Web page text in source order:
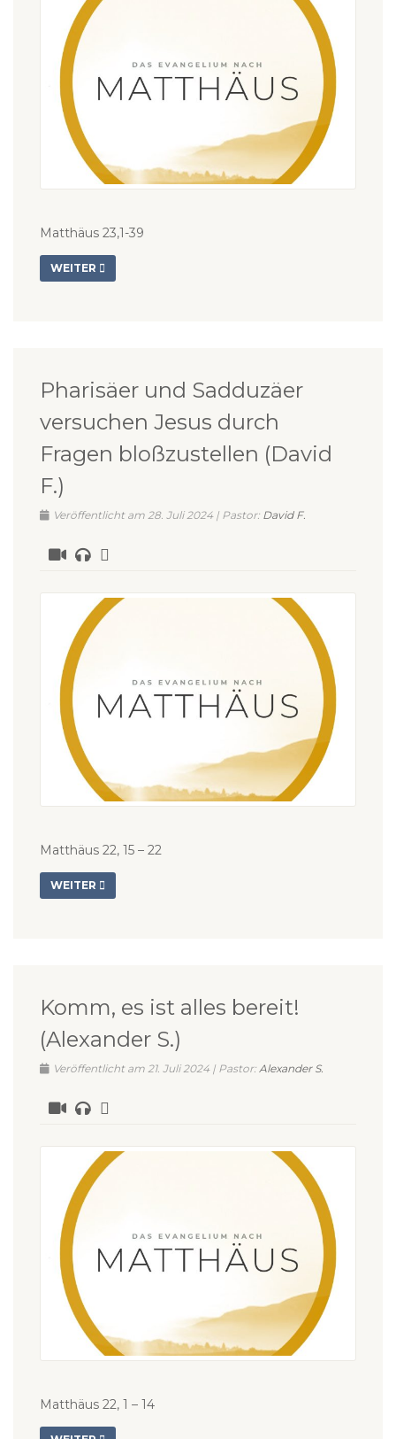
Matthäus 23,1-39
WEITER
Pharisäer und Sadduzäer
versuchen Jesus durch
Fragen bloßzustellen (David
F.)
Veröffentlicht am 28. Juli 2024 | Pastor: David F.
Matthäus 22, 15 – 22
WEITER
Komm, es ist alles bereit!
(Alexander S.)
Veröffentlicht am 21. Juli 2024 | Pastor: Alexander S.
Matthäus 22, 1 – 14